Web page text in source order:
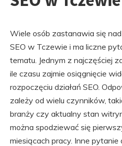
Wiele osób zastanawia się
SEO w Tczewie i ma liczne
tematu. Jednym z najczęściej
ile czasu zajmie osiągnięcie
rozpoczęciu działań SEO.
zależy od wielu czynników,
branży czy aktualny stan
można spodziewać się
miesiącach pracy. Inne